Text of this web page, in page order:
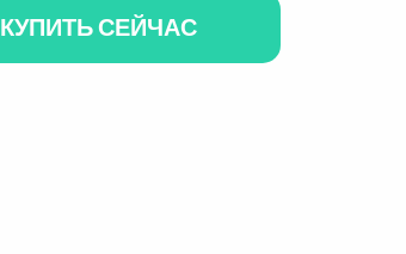
КУПИТЬ СЕЙЧАС